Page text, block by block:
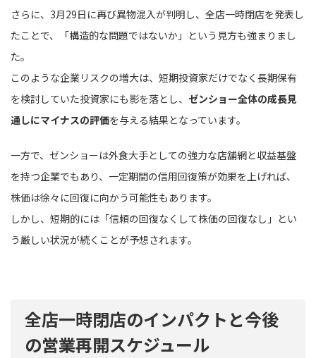
さらに、3月29日に再び異物混入が判明し、全店一時閉店を発表し
たことで、「構造的な問題ではないか」という見方も強まりまし
た。
このような企業リスクの増大は、短期投資家だけでなく長期保有
を検討していた投資家にも影を落とし、 ゼンショー全体の成長見
通しにマイナスの評価を与える結果となっています。
一方で、ゼンショーは外食大手としての強力な店舗網と収益基盤
を持つ企業でもあり、一定期間の信用回復策が効果を上げれば、
株価は徐々に回復に向かう可能性もあります。
しかし、短期的には「信頼の回復なくして株価の回復なし」とい
う厳しい状況が続くことが予想されます。
全店一時閉店のインパクトと今後
の営業再開スケジュール